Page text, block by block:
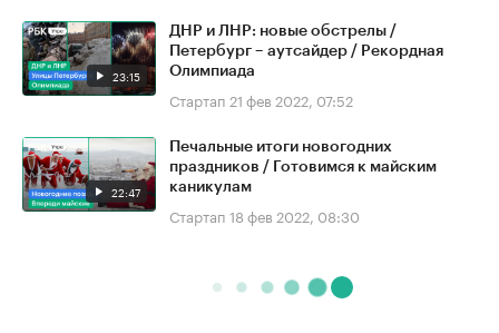
23:15
ДНР и ЛНР: новые обстрелы /
Петербург – аутсайдер / Рекордная
Олимпиада
Стартап 21 фев 2022, 07:52
22:47
Печальные итоги новогодних
праздников / Готовимся к майским
каникулам
Стартап 18 фев 2022, 08:30